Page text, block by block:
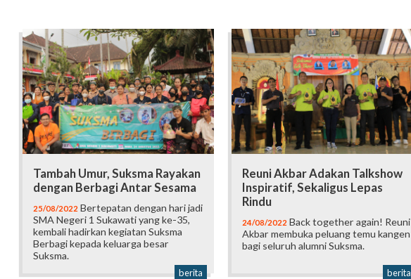
Tambah Umur, Suksma Rayakan
dengan Berbagi Antar Sesama
25/08/2022 Bertepatan dengan hari jadi
SMA Negeri 1 Sukawati yang ke-35,
kembali hadirkan kegiatan Suksma
Berbagi kepada keluarga besar
Suksma.
berita
Reuni Akbar Adakan Talkshow
Inspiratif, Sekaligus Lepas
Rindu
24/08/2022 Back together again! Reuni
Akbar membuka peluang temu kangen
bagi seluruh alumni Suksma.
berita